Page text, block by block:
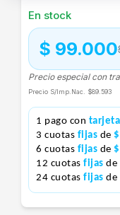
En stock
$ 99.000
Precio especial con
Precio S/Imp.Nac. $89.593
1 pago con tarjeta
3 cuotas fijas de
6 cuotas fijas de
12 cuotas fijas de
24 cuotas fijas de